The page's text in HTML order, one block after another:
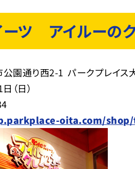
ーツ アイルーの
通り西2-1 パークプレイス大
日）
oita.com/